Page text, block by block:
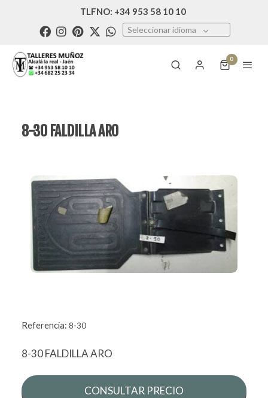
TLFNO: +34 953 58 10 10
Seleccionar idioma
0
8-30 FALDILLA ARO
Referencia: 8-30
8-30 FALDILLA ARO
CONSULTAR PRECIO